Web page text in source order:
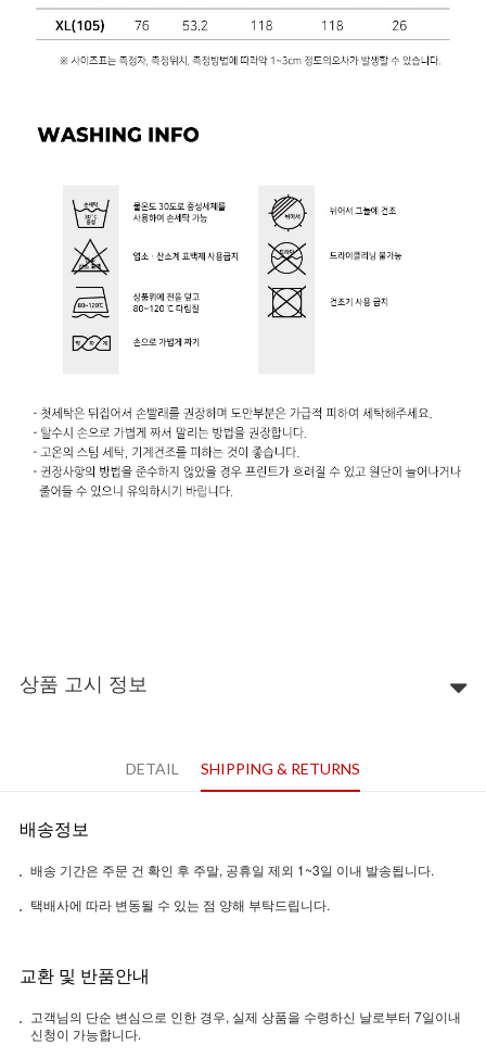
상품 고시 정보
DETAIL SHIPPING & RETURNS
배송정보
배송 기간은 주문 건 확인 후 주말, 공휴일 제외 1~3일 이내 발송됩니다.
택배사에 따라 변동될 수 있는 점 양해 부탁드립니다.
교환 및 반품안내
고객님의 단순 변심으로 인한 경우, 실제 상품을 수령하신 날로부터 7일이내
신청이 가능합니다.